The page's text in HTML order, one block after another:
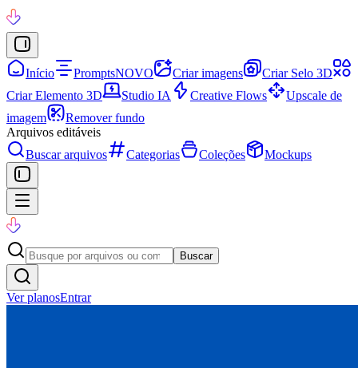
Início PromptsNOVO Criar imagens
Criar Selo 3D
Criar Elemento 3D
Studio IA Creative Flows
Upscale de
imagem
Remover fundo
Arquivos editáveis
Buscar arquivos
Categorias Coleções Mockups
Buscar
Ver planosEntrar